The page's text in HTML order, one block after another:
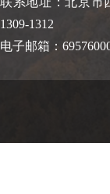
1309-1312
电子邮箱：